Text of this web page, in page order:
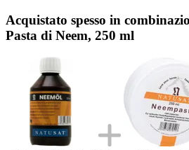
Acquistato spesso in
Pasta di Neem, 250 ml